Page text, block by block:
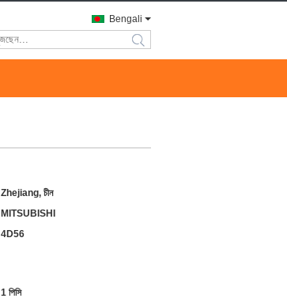
Bengali
search
Zhejiang, চীন
MITSUBISHI
4D56
1 পিসি